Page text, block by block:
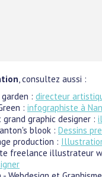
, consultez aussi :
: directeur
: infographiste à
grand graphic designer :
blook : Dessins
production :
freelance illustrateur